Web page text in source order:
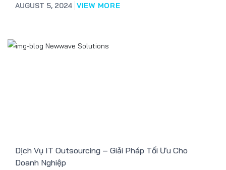
AUGUST 5, 2024 VIEW MORE
Dịch Vụ IT Outsourcing – Giải Pháp Tối Ưu Cho
Doanh Nghiệp